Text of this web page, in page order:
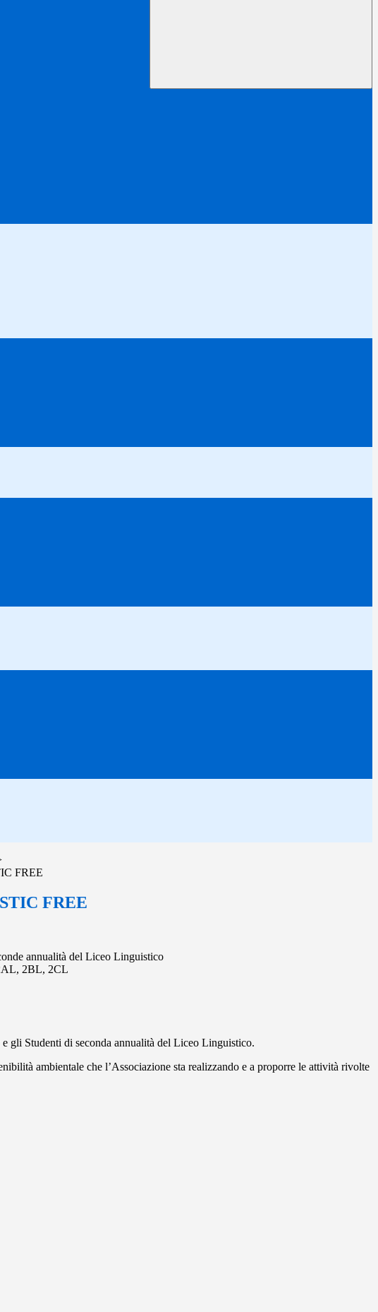
FREE
FREE
annualità del Liceo Linguistico
2BL, 2CL
gli Studenti di seconda annualità del Liceo Linguistico.
ambientale che l’Associazione sta realizzando e a proporre le attività rivolte